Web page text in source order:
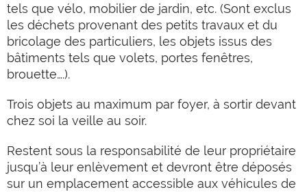
tels que vélo, mobilier de jardin, etc. (Sont exclus
les déchets provenant des petits travaux et du
bricolage des particuliers, les objets issus des
bâtiments tels que volets, portes fenêtres,
brouette….).
Trois objets au maximum par foyer, à sortir devant
chez soi la veille au soir.
Restent sous la responsabilité de leur propriétaire
jusqu’à leur enlèvement et devront être déposés
sur un emplacement accessible aux véhicules de